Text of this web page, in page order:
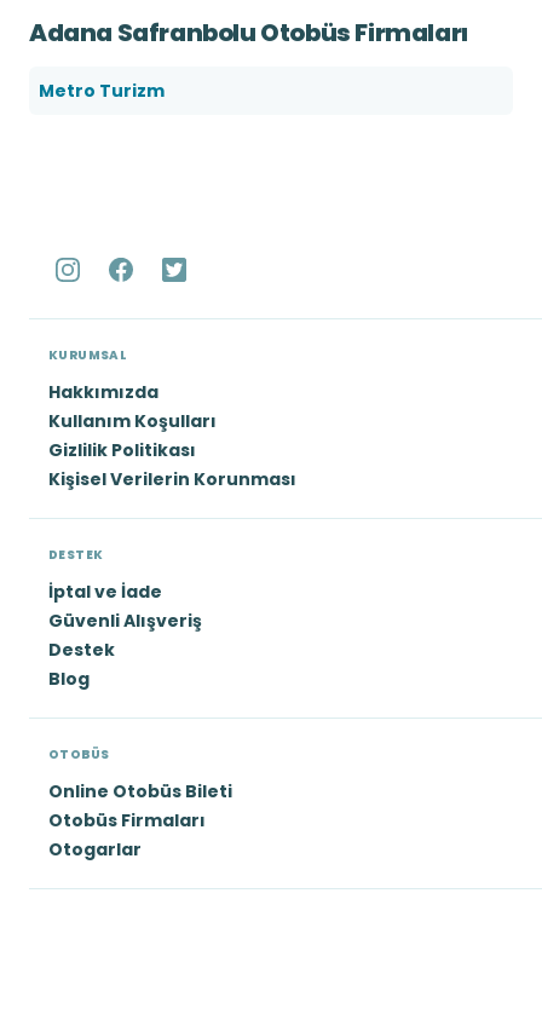
Adana Safranbolu Otobüs Firmaları
Metro Turizm
KURUMSAL
Hakkımızda
Kullanım Koşulları
Gizlilik Politikası
Kişisel Verilerin Korunması
DESTEK
İptal ve İade
Güvenli Alışveriş
Destek
Blog
OTOBÜS
Online Otobüs Bileti
Otobüs Firmaları
Otogarlar